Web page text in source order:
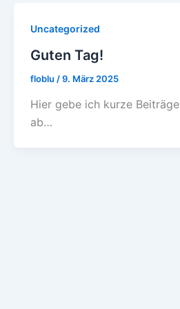
Uncategorized
Guten Tag!
floblu /9. März 2025
Hier gebe ich kurze Beiträge
ab…